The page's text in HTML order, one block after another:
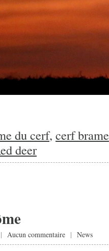
du cerf, cerf brame
deer
Aucun commentaire | News